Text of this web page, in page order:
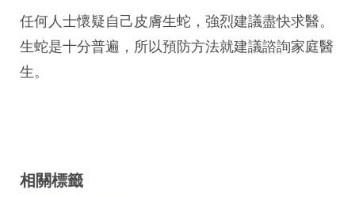
任何人士懷疑自己皮膚生蛇，強烈建議盡快求醫。
生蛇是十分普遍，所以預防方法就建議諮詢家庭醫
生。
相關標籤